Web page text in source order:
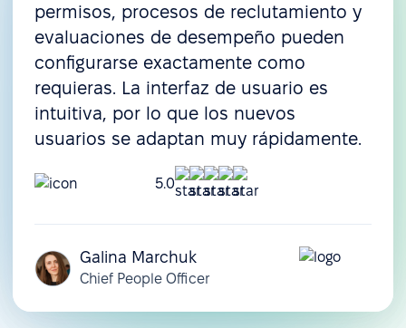
permisos, procesos de reclutamiento y
evaluaciones de desempeño pueden
configurarse exactamente como
requieras. La interfaz de usuario es
intuitiva, por lo que los nuevos
usuarios se adaptan muy rápidamente.
5.0
Galina Marchuk
Chief People Officer